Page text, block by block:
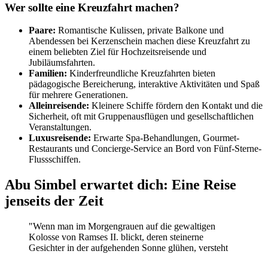
Wer sollte eine Kreuzfahrt machen?
Paare: Romantische Kulissen, private Balkone und
Abendessen bei Kerzenschein machen diese Kreuzfahrt zu
einem beliebten Ziel für Hochzeitsreisende und
Jubiläumsfahrten.
Familien: Kinderfreundliche Kreuzfahrten bieten
pädagogische Bereicherung, interaktive Aktivitäten und Spaß
für mehrere Generationen.
Alleinreisende: Kleinere Schiffe fördern den Kontakt und die
Sicherheit, oft mit Gruppenausflügen und gesellschaftlichen
Veranstaltungen.
Luxusreisende: Erwarte Spa-Behandlungen, Gourmet-
Restaurants und Concierge-Service an Bord von Fünf-Sterne-
Flussschiffen.
Abu Simbel erwartet dich: Eine Reise
jenseits der Zeit
"Wenn man im Morgengrauen auf die gewaltigen
Kolosse von Ramses II. blickt, deren steinerne
Gesichter in der aufgehenden Sonne glühen, versteht